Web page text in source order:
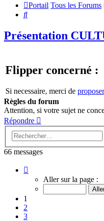
Portail Tous les Forums
Rechercher
Présentation
Flipper concerné :
Si necessaire, merci de
Règles du forum
Attention, si votre sujet ne
Répondre
66 messages
sur
Aller sur la page :
1
2
3